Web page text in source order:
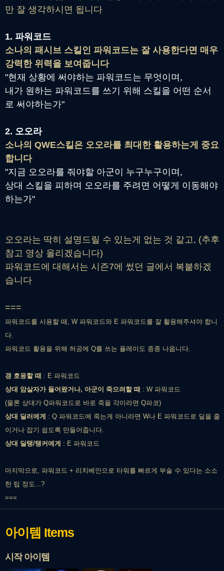
만 잘 생각하시면 됩니다
1. 파워코드
소나의 패시브 스킬인 파워코드는 잘 사용한다면 매우
강력한 위력을 보여줍니다
"현재 상황에 써야하는 파워코드는 무엇이며,
내가 원하는 파워코드를 쓰기 위해 스킬을 어떤 순서
로 써야하는가"
2. 오오라
소나의 QWE스킬은 오오라를 최대한 활용하는게 중요
합니다
"지금 오오라를 줘야할 아군이 누구누구이며,
상대 스킬을 피하며 오오라를 주려면 어떻게 이동해야
하는가"
오오라는 딱히 설명드릴 수 있는게 없는 것 같고, (추후
참고 영상 올리겠습니다)
파워코드에 대해서는 시즌7에 썼던 글에서 복붙하겠
습니다
===
파워코드를 사용할 때, W 파워코드와 E 파워코드를 잘 활용해주셔야 합니
다.
파워코드 활용을 위해 허공에 Q를 쓰는 플레이도 종종 나옵니다.
갱 호응할 때 : E 파워코드
상대 암살자가 들어왔거나, 아군이 죽으려할 때 : W 파워코드
(물론 상대가 Q파워코드로 바로 죽을 각이라면 Q파코)
상대 딜러에게
: Q 파워코드에 죽는게 아니라면 W나 E 파워코드로 딜을 줄
이거나 잡기 쉽도록 만들어줍니다.
상대 딜탱/탱커에게
: E 파워코드
마지막으로, 파워코드 + 리치베인으로 타워를 빠르게 부술 수 있다는 소소
한 팁 정도...?
===
아이템 Items
시작 아이템